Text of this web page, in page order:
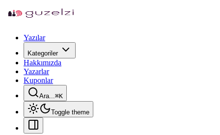
Yazılar
Kategoriler
Hakkımızda
Yazarlar
Kuponlar
Ara...⌘K
Toggle theme